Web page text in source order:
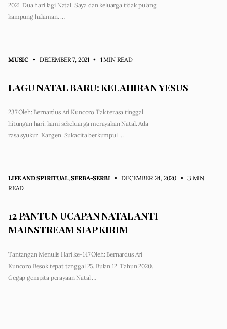
2021. Dua hari lagi Natal. Saya dan keluarga tidak pulang
kampung halaman. …
MUSIC • DECEMBER 7, 2021 • 1 MIN READ
LAGU NATAL BARU: KELAHIRAN YESUS
237 Oleh: Bernardus Ari Kuncoro Tak terasa tinggal
hitungan hari, kami sekeluarga merayakan Natal. Ada
rasa syukur. Kangen. Sukacita berkumpul …
LIFE AND SPIRITUAL,SERBA-SERBI • DECEMBER 24, 2020 • 3 MIN
READ
12 PANTUN UCAPAN NATAL ANTI
MAINSTREAM SIAP KIRIM
Tantangan Menulis Hari ke-147 Oleh: Bernardus Ari
Kuncoro Besok tepat tanggal 25. Bulan 12. Tahun 2020.
Gegap gempita perayaan Natal …